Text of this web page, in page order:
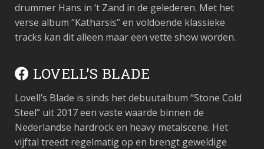
drummer Hans in ‘t Zand in de gelederen. Met het
verse album “Katharsis” en voldoende klassieke
tracks kan dit alleen maar een vette show worden.
LOVELL’S BLADE
Lovell’s Blade is sinds het debuutalbum “Stone Cold
Steel” uit 2017 een vaste waarde binnen de
Nederlandse hardrock en heavy metalscene. Het
vijftal treedt regelmatig op en brengt geweldige